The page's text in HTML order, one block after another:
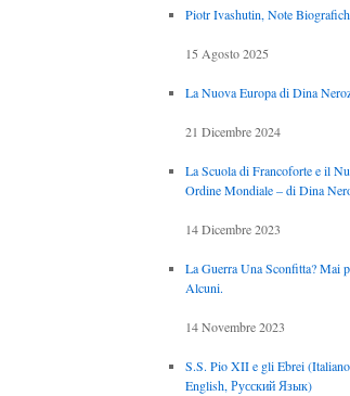
Piotr Ivashutin, Note
15 Agosto 2025
La Nuova Europa di Dina
21 Dicembre 2024
La Scuola di Francoforte e il
Ordine Mondiale – di Dina
14 Dicembre 2023
La Guerra Una Sconfitta? Mai
Alcuni.
14 Novembre 2023
S.S. Pio XII e gli Ebrei
English, Русский Язык)